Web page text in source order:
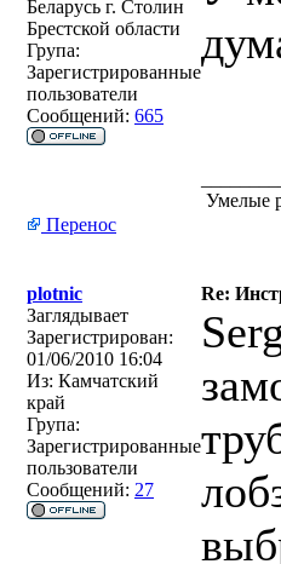
Беларусь г. Столин
Брестской области
Група:
Зарегистрированные
пользователи
Сообщений: 665
Умелые
Перенос
plotnic
Re:
Заглядывает
Зарегистрирован:
01/06/2010 16:04
Из: Камчатский
край
Група:
Зарегистрированные
пользователи
Сообщений: 27